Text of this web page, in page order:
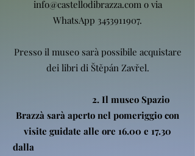
info@castellodibrazza.como via
WhatsApp 3453911907.
Presso il museo sarà possibile acquistare
dei libri di Štěpán Zavřel.
2. Il museo Spazio
Brazzà sarà aperto nel pomeriggio con
visite guidate alle ore 16.00 e 17.30
dalla